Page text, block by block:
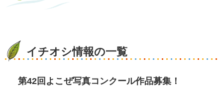
イチオシ情報の一覧
第42回よこぜ写真コンクール作品募集！